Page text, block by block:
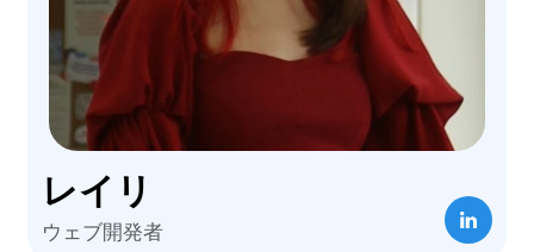
レイリ
ウェブ開発者